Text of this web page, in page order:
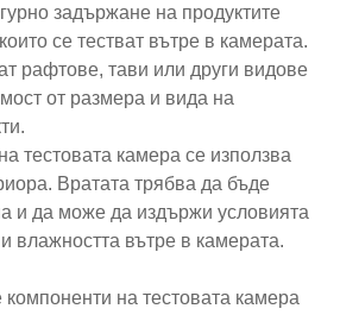
задържане на продуктите
се тестват вътре в камерата.
рафтове, тави или други видове
от размера и вида на
тестовата камера се използва
Вратата трябва да бъде
и да може да издържи условията
влажността вътре в камерата.
на тестовата камера